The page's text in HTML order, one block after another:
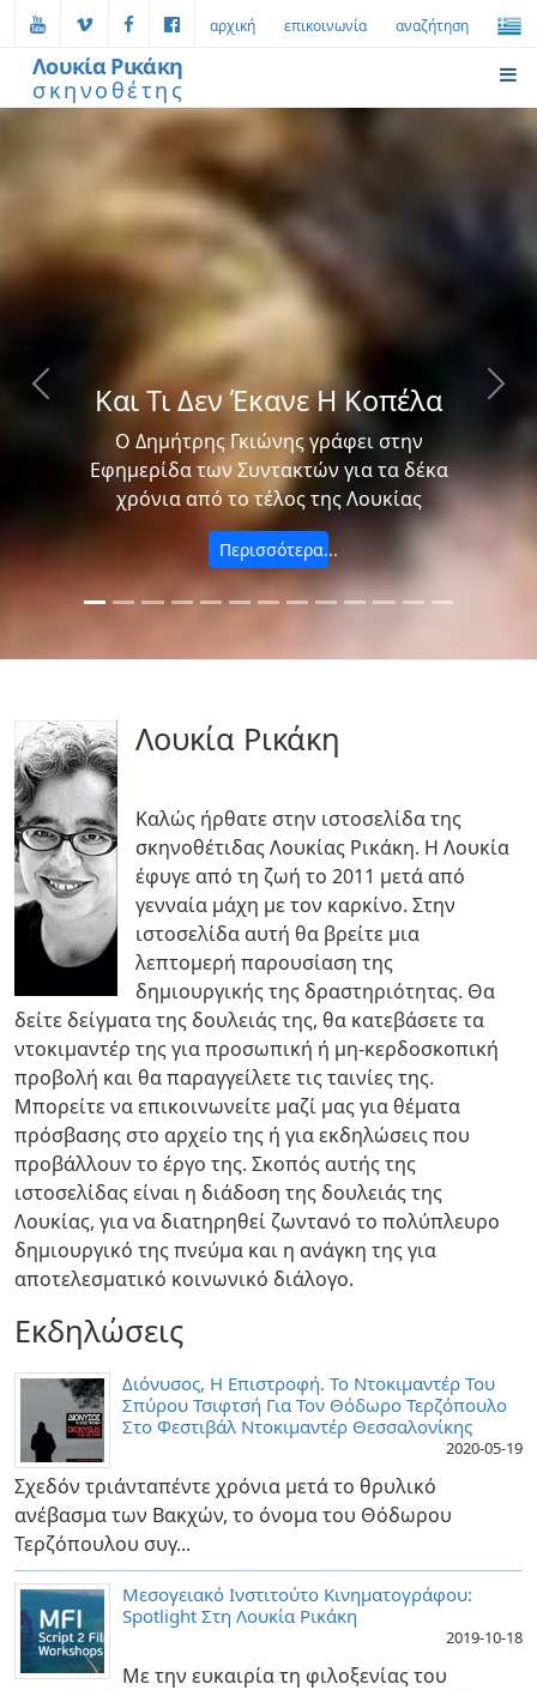
αρχική επικοινωνία αναζήτηση
Λουκία Ρικάκη
σκηνοθέτης
Και Τι Δεν Έκανε Η Κοπέλα
Ο Δημήτρης Γκιώνης γράφει στην
Εφημερίδα των Συντακτών για τα δέκα
χρόνια από το τέλος της Λουκίας
Περισσότερα...
Previous Next
Λουκία Ρικάκη
Καλώς ήρθατε στην ιστοσελίδα της
σκηνοθέτιδας Λουκίας Ρικάκη. Η Λουκία
έφυγε από τη ζωή το 2011 μετά από
γενναία μάχη με τον καρκίνο. Στην
ιστοσελίδα αυτή θα βρείτε μια
λεπτομερή παρουσίαση της
δημιουργικής της δραστηριότητας. Θα
δείτε δείγματα της δουλειάς της, θα κατεβάσετε τα
ντοκιμαντέρ της για προσωπική ή μη-κερδοσκοπική
προβολή και θα παραγγείλετε τις ταινίες της.
Μπορείτε να επικοινωνείτε μαζί μας για θέματα
πρόσβασης στο αρχείο της ή για εκδηλώσεις που
προβάλλουν το έργο της. Σκοπός αυτής της
ιστοσελίδας είναι η διάδοση της δουλειάς της
Λουκίας, για να διατηρηθεί ζωντανό το πολύπλευρο
δημιουργικό της πνεύμα και η ανάγκη της για
αποτελεσματικό κοινωνικό διάλογο.
Εκδηλώσεις
Διόνυσος, Η Επιστροφή. Το Ντοκιμαντέρ Του
Σπύρου Τσιφτσή Για Τον Θόδωρο Τερζόπουλο
Στο Φεστιβάλ Ντοκιμαντέρ Θεσσαλονίκης
2020-05-19
Σχεδόν τριάνταπέντε χρόνια μετά το θρυλικό
ανέβασμα των Βακχών, το όνομα του Θόδωρου
Τερζόπουλου συγ...
Μεσογειακό Ινστιτούτο Κινηματογράφου:
Spotlight Στη Λουκία Ρικάκη
2019-10-18
Με την ευκαιρία τη φιλοξενίας του